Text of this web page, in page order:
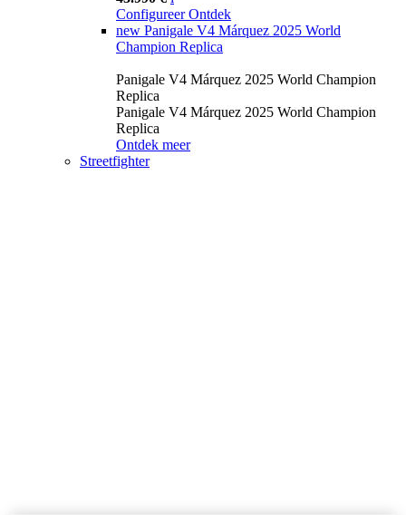
Configureer Ontdek
new Panigale V4 Márquez 2025 World
Champion Replica
Panigale V4 Márquez 2025 World Champion
Replica
Panigale V4 Márquez 2025 World Champion
Replica
Ontdek meer
Streetfighter